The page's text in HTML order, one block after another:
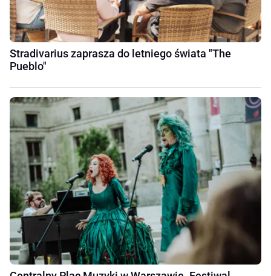
Stradivarius zaprasza do letniego świata "The
Pueblo"